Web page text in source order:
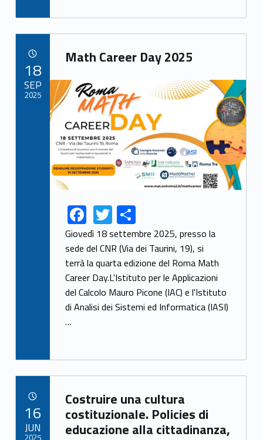
Link identifier archive #link-archive-57160
Math Career Day 2025
Link identifier archive #link-archive-thumb-soap-32325
Link identifier share facebook archive #share-link-archive-43435F
ac
e
b
o
o
Link identifier share twitter archive #share-link-archive-13490T
w
itt
er
S
h
ar
e
Giovedì 18 settembre 2025, presso la
sede del CNR (Via dei Taurini, 19), si
terrà la quarta edizione del Roma Math
Career Day.L'Istituto per le Applicazioni
del Calcolo Mauro Picone (IAC) e l'Istituto
di Analisi dei Sistemi ed Informatica (IASI)
…
18
SEP
2025
Link identifier archive #link-archive-9116
Costruire una cultura
costituzionale. Policies di
educazione alla cittadinanza,
16
JUN
2025